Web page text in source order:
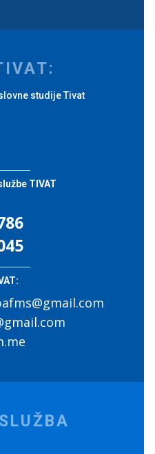
studije Tivat
TIVAT